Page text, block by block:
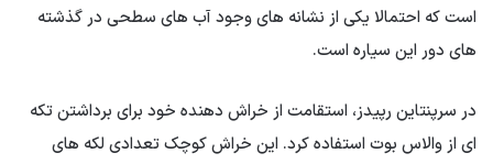
است که احتمالا یکی از نشانه های وجود آب های سطحی در گذشته
های دور این سیاره است.
در سرپنتاین رپیدز، استقامت از خراش دهنده خود برای برداشتن تکه
ای از والاس بوت استفاده کرد. این خراش کوچک تعدادی لکه های